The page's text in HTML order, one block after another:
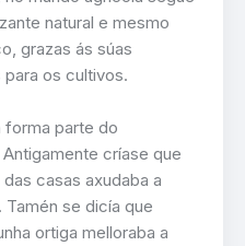
natural e mesmo
grazas ás súas
os cultivos.
parte do
críase que
casas axudaba a
se dicía que
ortiga melloraba a